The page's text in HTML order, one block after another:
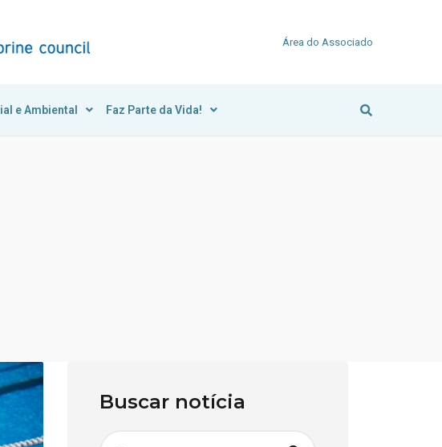
Área do Associado
e Ambiental Faz Parte da Vida!
Buscar notícia